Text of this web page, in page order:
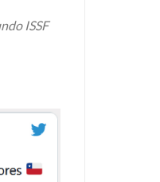
ISSF